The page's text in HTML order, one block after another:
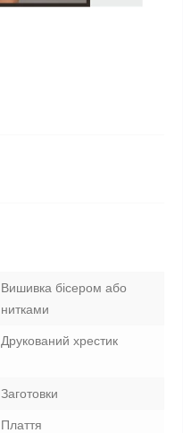
Вишивка бісером або
нитками
Друкований хрестик
Заготовки
Плаття